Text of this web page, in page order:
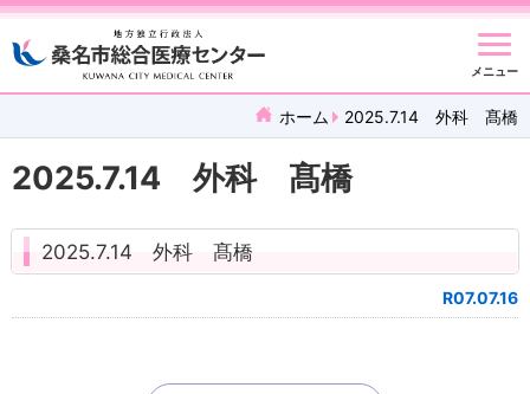
メニュー
ホーム 2025.7.14 外科 髙橋
2025.7.14 外科 髙橋
2025.7.14 外科 髙橋
R07.07.16